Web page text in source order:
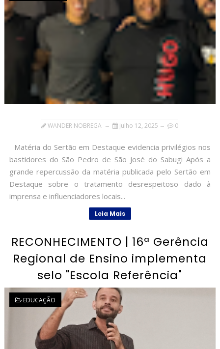
WANDER NOBREGA julho 12, 2025 0
Matéria do Sertão em Destaque evidencia privilégios nos
bastidores do São Pedro de São José do Sabugi Após a
grande repercussão da matéria publicada pelo Sertão em
Destaque sobre o tratamento desrespeitoso dado à
imprensa e influenciadores locais...
Leia Mais
RECONHECIMENTO | 16ª Gerência
Regional de Ensino implementa
selo "Escola Referência"
EDUCAÇÃO